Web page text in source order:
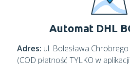
Automat DHL
Adres: ul. Bolesława
(COD płatność TYLKO w